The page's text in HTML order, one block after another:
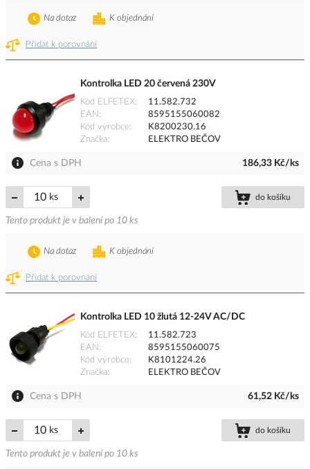
Přidat k porovnání
K objednání
Na dotaz
Kontrolka LED 20 červená 230V
Kód ELFETEX
11.582.732
EAN
8595155060082
Kód výrobce
K8200230.16
Značka
ELEKTRO BEČOV
Cena s DPH 186,33 Kč/ks
ks do košíku
Tento produkt je v balení po 10 ks
Přidat k porovnání
K objednání
Na dotaz
Kontrolka LED 10 žlutá 12-24V AC/DC
Kód ELFETEX
11.582.723
EAN
8595155060075
Kód výrobce
K8101224.26
Značka
ELEKTRO BEČOV
Cena s DPH 61,52 Kč/ks
ks do košíku
Tento produkt je v balení po 10 ks